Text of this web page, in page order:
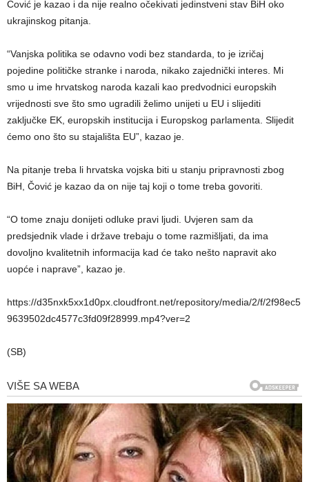
Čović je kazao i da nije realno očekivati jedinstveni stav BiH oko
ukrajinskog pitanja.
“Vanjska politika se odavno vodi bez standarda, to je izričaj
pojedine političke stranke i naroda, nikako zajednički interes. Mi
smo u ime hrvatskog naroda kazali kao predvodnici europskih
vrijednosti sve što smo ugradili želimo unijeti u EU i slijediti
zaključke EK, europskih institucija i Europskog parlamenta. Slijedit
ćemo ono što su stajališta EU”, kazao je.
Na pitanje treba li hrvatska vojska biti u stanju pripravnosti zbog
BiH, Čović je kazao da on nije taj koji o tome treba govoriti.
“O tome znaju donijeti odluke pravi ljudi. Uvjeren sam da
predsjednik vlade i države trebaju o tome razmišljati, da ima
dovoljno kvalitetnih informacija kad će tako nešto napravit ako
uopće i naprave”, kazao je.
https://d35nxk5xx1d0px.cloudfront.net/repository/media/2/f/2f98ec5
9639502dc4577c3fd09f28999.mp4?ver=2
(SB)